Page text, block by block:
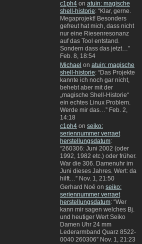
c1ph4 on atuin: magische
shell-historie: “Klar, gerne.
Megaprojekt! Besonders
gefreut hat mich, dass nicht
nur eine Riesenresonanz
auf das Tool entstand.
Sondern dass das jetzt…”
Feb. 8, 18:54
Michael on atuin: magische
shell-historie: “Das Projekte
kannte ich noch gar nicht,
behebt aber mit der
„magische Shell-Historie“
ein echtes Linux Problem.
Werde mir das… ” Feb. 2,
14:18
c1ph4 on seiko:
seriennummer verraet
herstellungsdatum:
“260306: Juni 2002 (oder
1992, 1982 etc.) oder früher.
War die 306. Damenuhr im
Juni dieses Jahres. Wert: da
hilft…” Nov. 1, 21:50
Gerhard Noé on seiko:
seriennummer verraet
herstellungsdatum: “Wer
kann mir sagen welches Bj.
und heutiger Wert Seiko
Damen Uhr 24 mm
Lederarmband Quarz 8522-
0040 260306” Nov. 1, 21:23